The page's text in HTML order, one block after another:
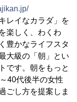
レイなカラダ」を
楽しく、わくわ
豊かなライフスタ
大級の「朝」とい
です。朝をもっと
40代後半の女性
ごし方を提案しま